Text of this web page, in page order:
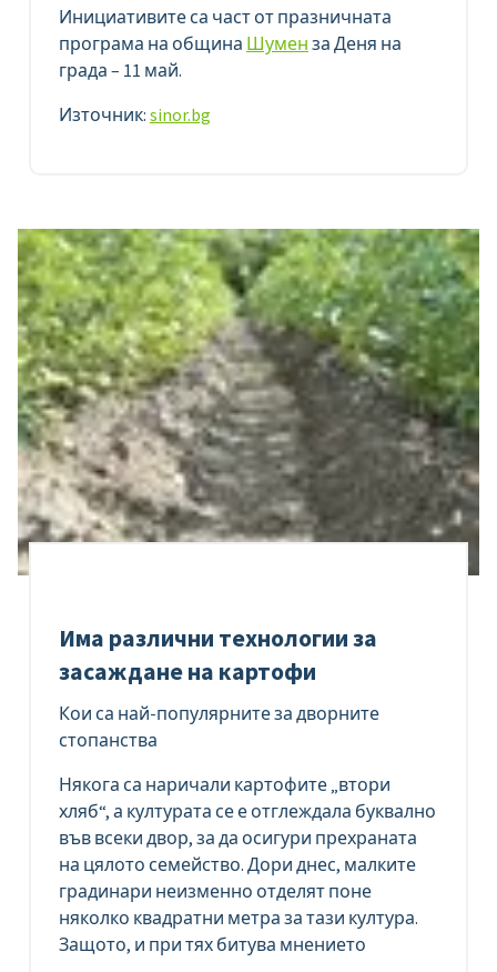
Инициативите са част от празничната
програма на община Шумен за Деня на
града – 11 май.
Източник: sinor.bg
Има различни технологии за
засаждане на картофи
Кои са най-популярните за дворните
стопанства
Някога са наричали картофите „втори
хляб“, а културата се е отглеждала буквално
във всеки двор, за да осигури прехраната
на цялото семейство. Дори днес, малките
градинари неизменно отделят поне
няколко квадратни метра за тази култура.
Защото, и при тях битува мнението